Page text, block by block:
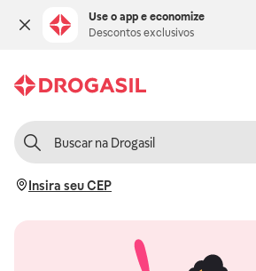
Use o app e economize
Descontos exclusivos
Insira seu CEP